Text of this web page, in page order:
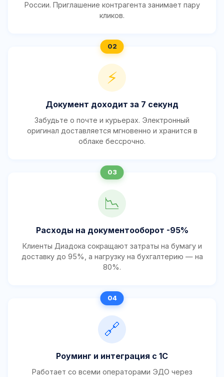
России. Приглашение контрагента занимает пару
кликов.
⚡
Документ доходит за 7 секунд
Забудьте о почте и курьерах. Электронный
оригинал доставляется мгновенно и хранится в
облаке бессрочно.
📉
Расходы на документооборот -95%
Клиенты Диадока сокращают затраты на бумагу и
доставку до 95%, а нагрузку на бухгалтерию — на
80%.
🔗
Роуминг и интеграция с 1С
Работает со всеми операторами ЭДО через